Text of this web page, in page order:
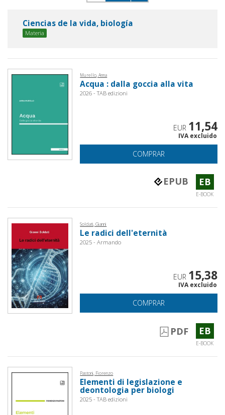
Ciencias de la vida, biología
Materia
Murello, Anna
Acqua : dalla goccia alla vita
2026 - TAB edizioni
EUR 11,54
IVA excluido
COMPRAR
EPUB EB
E-BOOK
Soldati, Gianni
Le radici dell'eternità
2025 - Armando
EUR 15,38
IVA excluido
COMPRAR
PDF EB
E-BOOK
Pastoni, Fiorenzo
Elementi di legislazione e
deontologia per biologi
2025 - TAB edizioni